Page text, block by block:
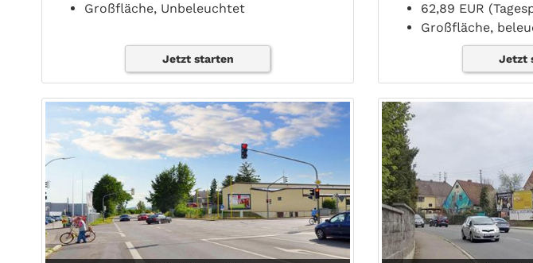
Großfläche, Unbeleuchtet
Jetzt starten
62,89 EUR
Großfläche,
Jetzt